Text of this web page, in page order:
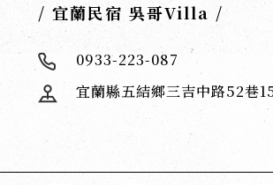
/ 宜蘭民宿 吳哥Villa /
0933-223-087
宜蘭縣五結鄉三吉中路52巷